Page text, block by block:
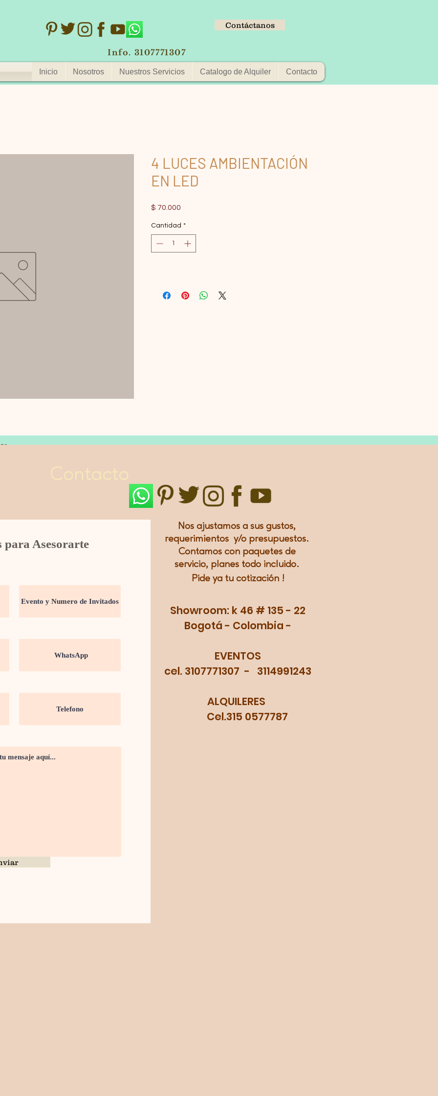
Contáctanos
Info. 3107771307
Inicio Nosotros Nuestros Servicios Catalogo de Alquiler Contacto
4 LUCES AMBIENTACIÓN
EN LED
$ 70.000Precio
Cantidad *
para Asesorarte
Nos ajustamos a sus gustos,
requerimientos y/o presupuestos.
Contamos con paquetes de
servicio, planes todo incluido.
Pide ya tu cotización !
Showroom: k 46 # 135 - 22
Bogotá - Colombia -
EVENTOS
cel. 3107771307 - 3114991243
ALQUILERES
Cel.315 0577787